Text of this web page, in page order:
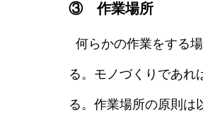
③ 作業場所
何らかの作業をする
る。モノづくりであれ
る。作業場所の原則は